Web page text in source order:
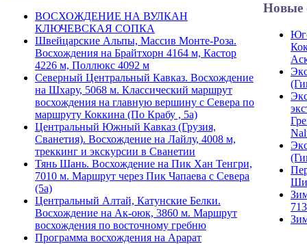
ВОСХОЖДЕНИЕ НА ВУЛКАН
КЛЮЧЕВСКАЯ СОПКА
Швейцарские Альпы, Массив Монте-Роза.
Восхождения на Брайтхорн 4164 м, Кастор
4226 м, Поллюкс 4092 м
Северный Центральный Кавказ. Восхождение
на Шхару, 5068 м. Классический маршрут
восхождения на главную вершину с Севера по
маршруту Коккина (По Крабу , 5а)
Центральный Южный Кавказ (Грузия,
Сванетия). Восхождение на Лайлу, 4008 м,
треккинг и экскурсии в Сванетии
Тянь Шань. Восхождение на Пик Хан Тенгри,
7010 м. Маршрут через Пик Чапаева с Севера
(5а)
Центральный Алтай, Катунские Белки.
Восхождение на Ак-оюк, 3860 м. Маршрут
восхождения по восточному гребню
Программа восхождения на Арарат
Новые